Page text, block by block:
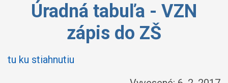
Úradná tabuľa - VZN
zápis do ZŠ
tu ku stiahnutiu